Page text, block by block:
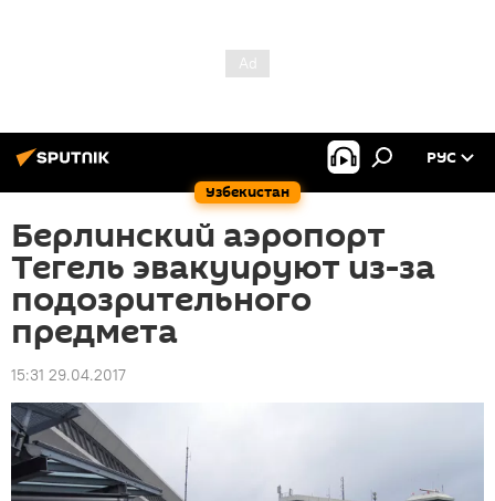
Узбекистан
РУС
Берлинский аэропорт
Тегель эвакуируют из-за
подозрительного
предмета
15:31 29.04.2017